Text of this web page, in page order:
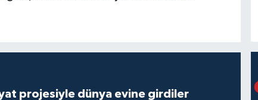
projesiyle dünya evine girdiler